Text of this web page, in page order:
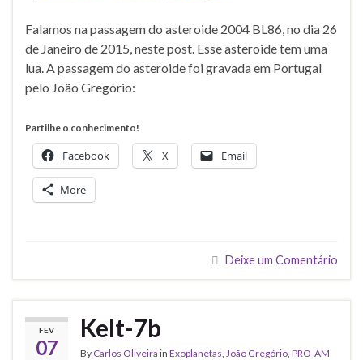
Falamos na passagem do asteroide 2004 BL86, no dia 26
de Janeiro de 2015, neste post. Esse asteroide tem uma
lua. A passagem do asteroide foi gravada em Portugal
pelo João Gregório:
Partilhe o conhecimento!
Facebook X Email
More
Deixe um Comentário
FEV
07
Kelt-7b
By Carlos Oliveira in Exoplanetas João Gregório PRO-AM